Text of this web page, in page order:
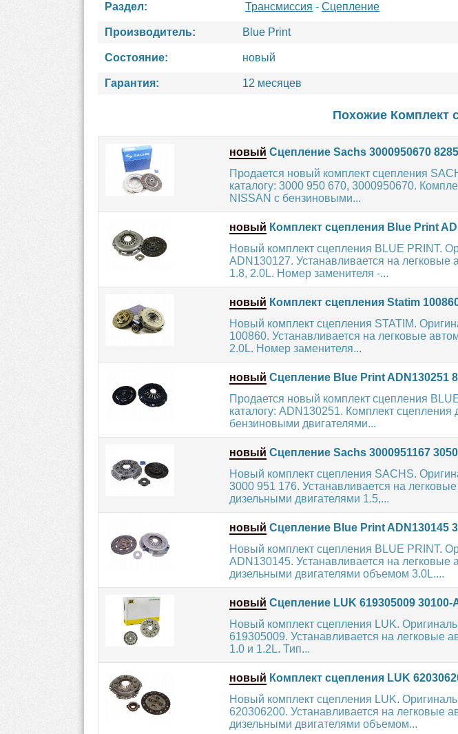
Раздел: Трансмиссия - Сцепление
Производитель: Blue Print
Состояние: новый
Гарантия: 12 месяцев
Похожие Комплект
новый Сцепление Sachs 3000950670
Продается новый комплект сцепления
каталогу: 3000 950 670, 3000950670.
NISSAN с бензиновыми...
новый Комплект сцепления Blue Print
Новый комплект сцепления BLUE PRINT.
ADN130127. Устанавливается на легковые
1.8, 2.0L. Номер заменителя -...
новый Комплект сцепления Statim
Новый комплект сцепления STATIM.
100860. Устанавливается на легковые
2.0L. Номер заменителя...
новый Сцепление Blue Print ADN130251
Продается новый комплект сцепления
каталогу: ADN130251. Комплект
бензиновыми двигателями...
новый Сцепление Sachs 3000951167
Новый комплект сцепления SACHS.
3000 951 176. Устанавливается на
дизельными двигателями 1.5,...
новый Сцепление Blue Print ADN130145
Новый комплект сцепления BLUE PRINT.
ADN130145. Устанавливается на
дизельными двигателями объемом 3.0L....
новый Сцепление LUK 619305009 30100-
Новый комплект сцепления LUK.
619305009. Устанавливается на легковые
1.0 и 1.2L. Тип...
новый Комплект сцепления LUK
Новый комплект сцепления LUK.
620306200. Устанавливается на легковые
дизельными двигателями объемом...